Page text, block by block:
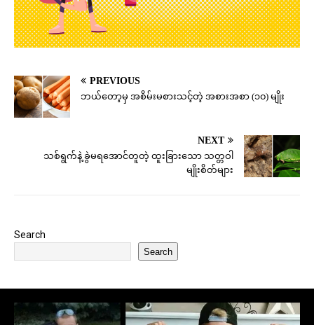
PREVIOUS
ဘယ်တော့မှ အစိမ်းမစားသင့်တဲ့ အစားအစာ (၁၀) မျိုး
NEXT
သစ်ရွက်နဲ့ ခွဲမရအောင်တူတဲ့ ထူးခြားသော သတ္တဝါ
မျိုးစိတ်များ
Search
Search